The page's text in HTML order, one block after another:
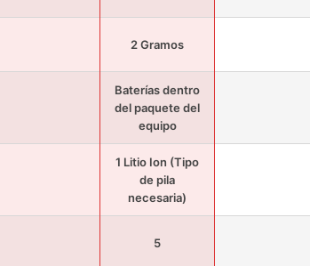
2 Gramos
Baterías dentro
del paquete del
equipo
1 Litio Ion (Tipo
de pila
necesaria)
5